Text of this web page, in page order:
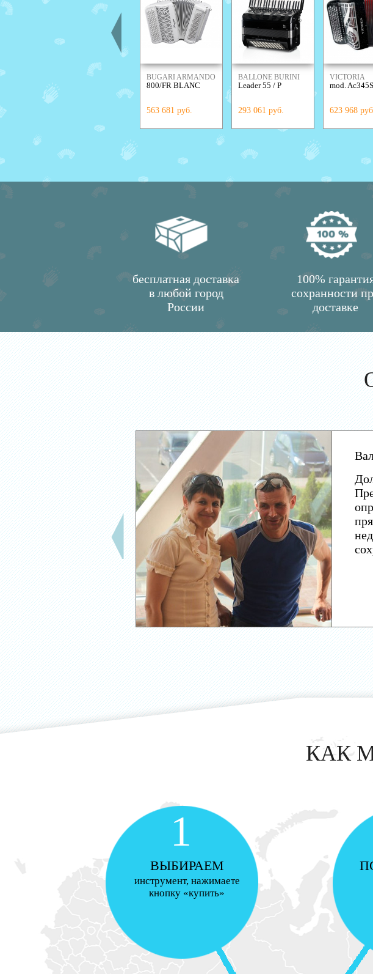
BUGARI ARMANDO
800/FR BLANC
563 681 руб.
BALLONE BURINI
Leader 55 / P
293 061 руб.
VICTORIA
mod.
623 968
бесплатная доставка
в любой город
России
100%
сохранности
доставке
КАК
1
ВЫБИРАЕМ
инструмент, нажимаете
кнопку «купить»